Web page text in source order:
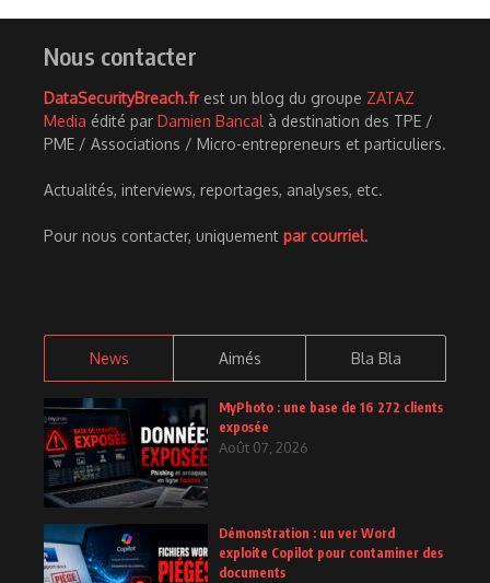
Nous contacter
DataSecurityBreach.frest un blog du groupe ZATAZ
Media édité par Damien Bancal à destination des TPE /
PME / Associations / Micro-entrepreneurs et particuliers.
Actualités, interviews, reportages, analyses, etc.
Pour nous contacter, uniquement par courriel.
News Aimés Bla Bla
MyPhoto : une base de 16 272 clients
exposée
Août 07, 2026
Démonstration : un ver Word
exploite Copilot pour contaminer des
documents